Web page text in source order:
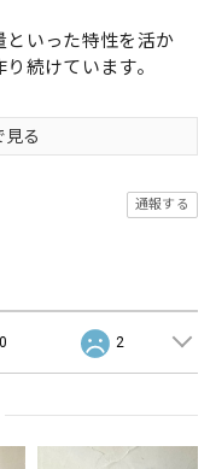
といった特性を活か
続けています。
見る
通報する
0 2